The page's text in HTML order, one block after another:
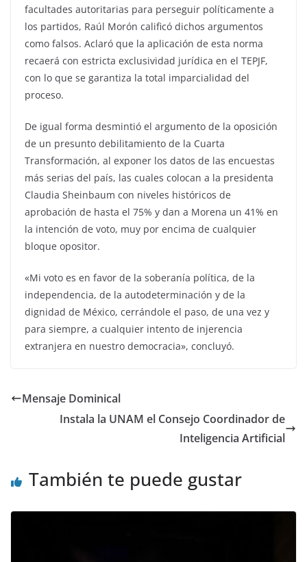
facultades autoritarias para perseguir políticamente a
los partidos, Raúl Morón calificó dichos argumentos
como falsos. Aclaró que la aplicación de esta norma
recaerá con estricta exclusividad jurídica en el TEPJF,
con lo que se garantiza la total imparcialidad del
proceso.
De igual forma desmintió el argumento de la oposición
de un presunto debilitamiento de la Cuarta
Transformación, al exponer los datos de las encuestas
más serias del país, las cuales colocan a la presidenta
Claudia Sheinbaum con niveles históricos de
aprobación de hasta el 75% y dan a Morena un 41% en
la intención de voto, muy por encima de cualquier
bloque opositor.
«Mi voto es en favor de la soberanía política, de la
independencia, de la autodeterminación y de la
dignidad de México, cerrándole el paso, de una vez y
para siempre, a cualquier intento de injerencia
extranjera en nuestro democracia», concluyó.
Mensaje Dominical
Instala la UNAM el Consejo Coordinador de
Inteligencia Artificial
También te puede gustar